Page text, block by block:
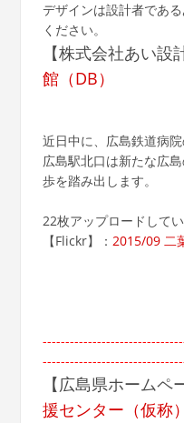
デザインは設計者であ
ください。
【株式会社あい設
館（DB）
近日中に、広島鉄道病
広島駅北口は新たな広
歩を踏み出します。
22枚アップロードしてい
【Flickr】： 2015/09 二
【広島県ホームペ
援センター（仮称